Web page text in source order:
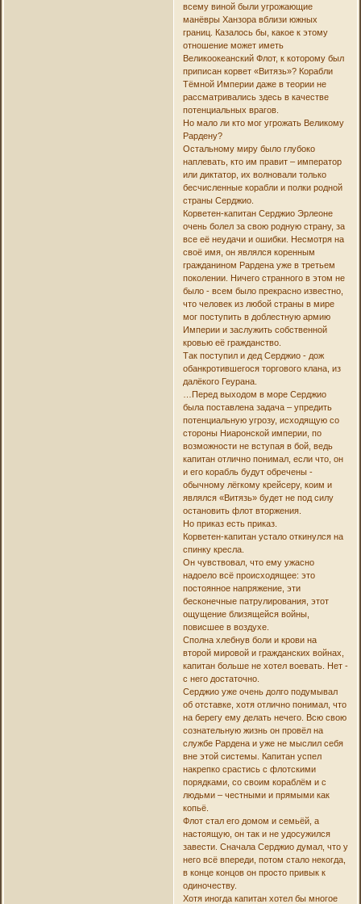
всему виной были угрожающие
манёвры Ханзора вблизи южных
границ. Казалось бы, какое к этому
отношение может иметь
Великоокеанский Флот, к которому был
приписан корвет «Витязь»? Корабли
Тёмной Империи даже в теории не
рассматривались здесь в качестве
потенциальных врагов.
Но мало ли кто мог угрожать Великому
Рардену?
Остальному миру было глубоко
наплевать, кто им правит – император
или диктатор, их волновали только
бесчисленные корабли и полки родной
страны Серджио.
Корветен-капитан Серджио Эрлеоне
очень болел за свою родную страну, за
все её неудачи и ошибки. Несмотря на
своё имя, он являлся коренным
гражданином Рардена уже в третьем
поколении. Ничего странного в этом не
было - всем было прекрасно известно,
что человек из любой страны в мире
мог поступить в доблестную армию
Империи и заслужить собственной
кровью её гражданство.
Так поступил и дед Серджио - дож
обанкротившегося торгового клана, из
далёкого Геурана.
…Перед выходом в море Серджио
была поставлена задача – упредить
потенциальную угрозу, исходящую со
стороны Ниаронской империи, по
возможности не вступая в бой, ведь
капитан отлично понимал, если что, он
и его корабль будут обречены -
обычному лёгкому крейсеру, коим и
являлся «Витязь» будет не под силу
остановить флот вторжения.
Но приказ есть приказ.
Корветен-капитан устало откинулся на
спинку кресла.
Он чувствовал, что ему ужасно
надоело всё происходящее: это
постоянное напряжение, эти
бесконечные патрулирования, этот
ощущение близящейся войны,
повисшее в воздухе.
Сполна хлебнув боли и крови на
второй мировой и гражданских войнах,
капитан больше не хотел воевать. Нет -
с него достаточно.
Серджио уже очень долго подумывал
об отставке, хотя отлично понимал, что
на берегу ему делать нечего. Всю свою
сознательную жизнь он провёл на
службе Рардена и уже не мыслил себя
вне этой системы. Капитан успел
накрепко срастись с флотскими
порядками, со своим кораблём и с
людьми – честными и прямыми как
копьё.
Флот стал его домом и семьёй, а
настоящую, он так и не удосужился
завести. Сначала Серджио думал, что у
него всё впереди, потом стало некогда,
в конце концов он просто привык к
одиночеству.
Хотя иногда капитан хотел бы многое